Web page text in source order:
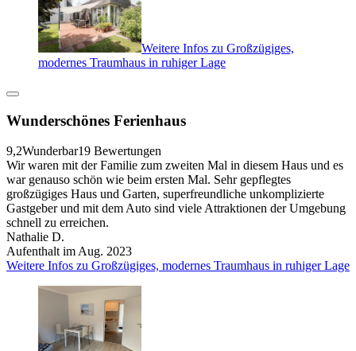
Weitere Infos zu Großzügiges,
modernes Traumhaus in ruhiger Lage
Wunderschönes Ferienhaus
9,2Wunderbar19 Bewertungen
Wir waren mit der Familie zum zweiten Mal in diesem Haus und es
war genauso schön wie beim ersten Mal. Sehr gepflegtes
großzügiges Haus und Garten, superfreundliche unkomplizierte
Gastgeber und mit dem Auto sind viele Attraktionen der Umgebung
schnell zu erreichen.
Nathalie D.
Aufenthalt im Aug. 2023
Weitere Infos zu Großzügiges, modernes Traumhaus in ruhiger Lage